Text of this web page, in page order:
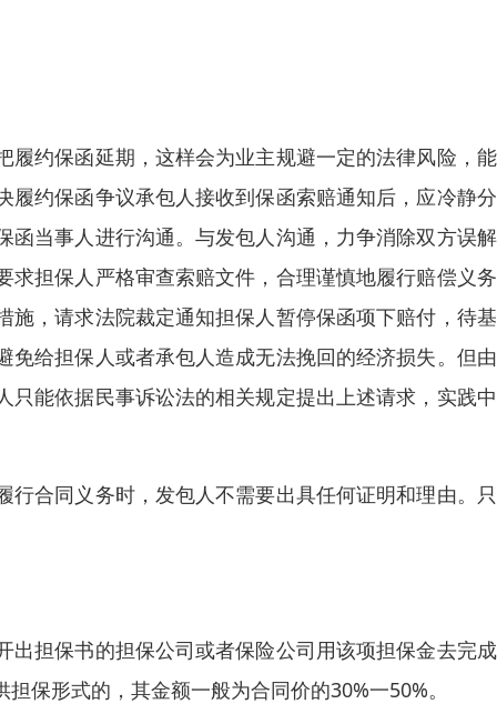
约保函延期，这样会为业主规避一定的法律风险，
约保函争议承包人接收到保函索赔通知后，应冷静
当事人进行沟通。与发包人沟通，力争消除双方误
担保人严格审查索赔文件，合理谨慎地履行赔偿义
，请求法院裁定通知担保人暂停保函项下赔付，待
给担保人或者承包人造成无法挽回的经济损失。但
能依据民事诉讼法的相关规定提出上述请求，实践
合同义务时，发包人不需要出具任何证明和理由。
担保书的担保公司或者保险公司用该项担保金去完
保形式的，其金额一般为合同价的30%一50%。